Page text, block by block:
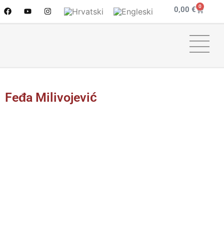
0,00 € 0
Feđa Milivojević